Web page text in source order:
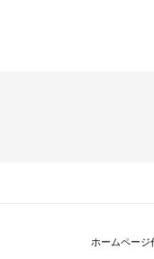
ホームページ